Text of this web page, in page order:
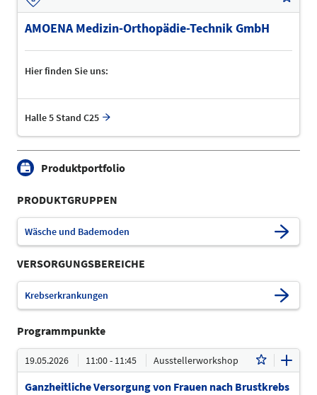
AMOENA Medizin-Orthopädie-Technik GmbH
Hier finden Sie uns:
Halle 5 Stand C25
Produktportfolio
PRODUKTGRUPPEN
Wäsche und Bademoden
VERSORGUNGSBEREICHE
Krebserkrankungen
Programmpunkte
19.05.2026 11:00 - 11:45 Ausstellerworkshop
Ganzheitliche Versorgung von Frauen nach Brustkrebs